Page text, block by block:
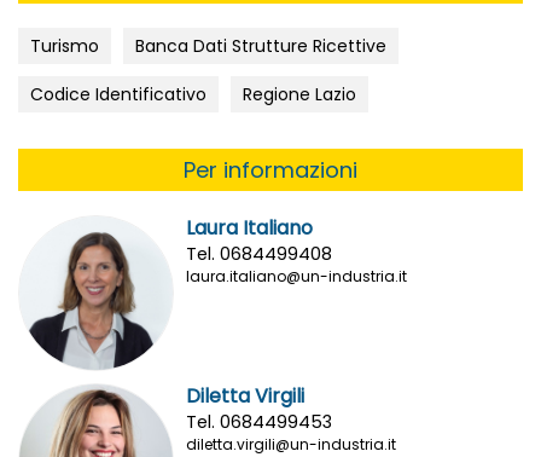
Turismo
Banca Dati Strutture Ricettive
Codice Identificativo
Regione Lazio
Per informazioni
Laura Italiano
Tel. 0684499408
laura.italiano@un-industria.it
Diletta Virgili
Tel. 0684499453
diletta.virgili@un-industria.it